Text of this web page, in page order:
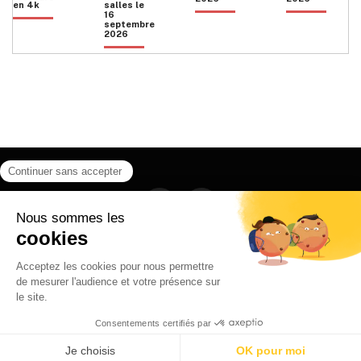
en 4k
salles le
16
septembre
2026
Instagram
CONTACT
POLITIQUE DE CONFIDENTIALITÉ
© 2026 Ilyfunet communication